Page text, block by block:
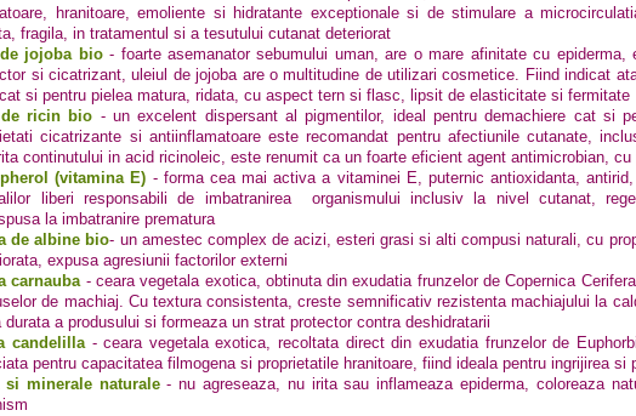
hranitoare, emoliente si hidratante exceptionale si de stimulare a
fragila, in tratamentul si a tesutului cutanat deteriorat
jojoba bio - foarte asemanator sebumului uman, are o mare afinitate cu epiderma,
si cicatrizant, uleiul de jojoba are o multitudine de utilizari cosmetice. Fiind indicat
si pentru pielea matura, ridata, cu aspect tern si flasc, lipsit de elasticitate si fermitate
ricin bio - un excelent dispersant al pigmentilor, ideal pentru demachiere cat si
cicatrizante si antiinflamatoare este recomandat pentru afectiunile cutanate,
continutului in acid ricinoleic, este renumit ca un foarte eficient agent antimicrobian, cu
(vitamina E) - forma cea mai activa a vitaminei E, puternic antioxidanta,
liberi responsabili de imbatranirea organismului inclusiv la nivel cutanat,
la imbatranire prematura
de albine bio- un amestec complex de acizi, esteri grasi si alti compusi naturali, cu
expusa agresiunii factorilor externi
carnauba - ceara vegetala exotica, obtinuta din exudatia frunzelor de Copernica
de machiaj. Cu textura consistenta, creste semnificativ rezistenta machiajului la
durata a produsului si formeaza un strat protector contra deshidratarii
candelilla - ceara vegetala exotica, recoltata direct din exudatia frunzelor de
pentru capacitatea filmogena si proprietatile hranitoare, fiind ideala pentru ingrijirea
si minerale naturale- nu agreseaza, nu irita sau inflameaza epiderma, coloreaza